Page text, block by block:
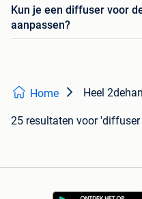
Kun je een diffuser voor
aanpassen?
Home Heel
25 resultaten voor 'diffuser